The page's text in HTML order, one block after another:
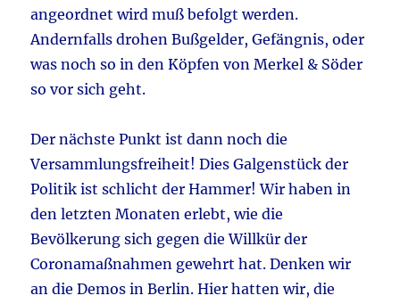
angeordnet wird muß befolgt werden.
Andernfalls drohen Bußgelder, Gefängnis, oder
was noch so in den Köpfen von Merkel & Söder
so vor sich geht.
Der nächste Punkt ist dann noch die
Versammlungsfreiheit! Dies Galgenstück der
Politik ist schlicht der Hammer! Wir haben in
den letzten Monaten erlebt, wie die
Bevölkerung sich gegen die Willkür der
Coronamaßnahmen gewehrt hat. Denken wir
an die Demos in Berlin. Hier hatten wir, die